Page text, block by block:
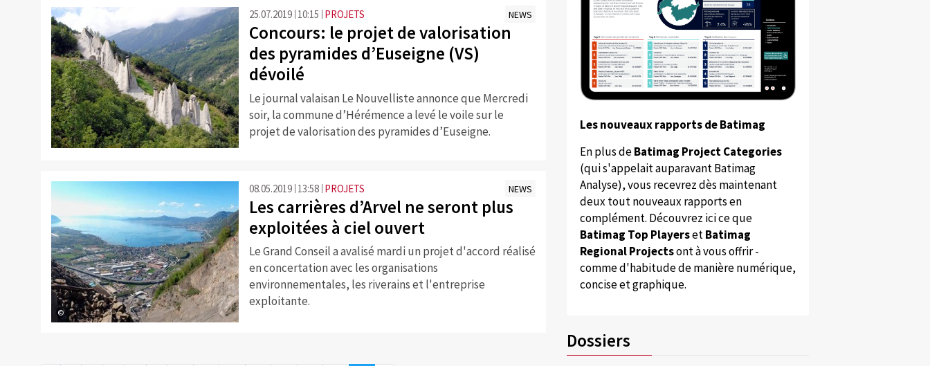
25.07.2019 10:15 PROJETS NEWS
Concours: le projet de valorisation
des pyramides d’Euseigne (VS)
dévoilé
Le journal valaisan Le Nouvelliste annonce que Mercredi
soir, la commune d’Hérémence a levé le voile sur le
projet de valorisation des pyramides d’Euseigne.
©
08.05.2019 13:58 PROJETS NEWS
Les carrières d’Arvel ne seront plus
exploitées à ciel ouvert
Le Grand Conseil a avalisé mardi un projet d'accord réalisé
en concertation avec les organisations
environnementales, les riverains et l'entreprise
exploitante.
Les nouveaux rapports de Batimag
En plus deBatimag Project Categories
(qui s'appelait auparavant Batimag
Analyse), vous recevrez dès maintenant
deux tout nouveaux rapports en
complément. Découvrez ici ce que
Batimag Top PlayersetBatimag
Regional Projectsont à vous offrir -
comme d'habitude de manière numérique,
concise et graphique.
Dossiers